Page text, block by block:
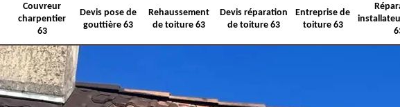
Couvreur
charpentier
63
Devis pose de
gouttière 63
Rehaussement
de toiture 63
Devis réparation
de toiture 63
Entreprise de
toiture 63